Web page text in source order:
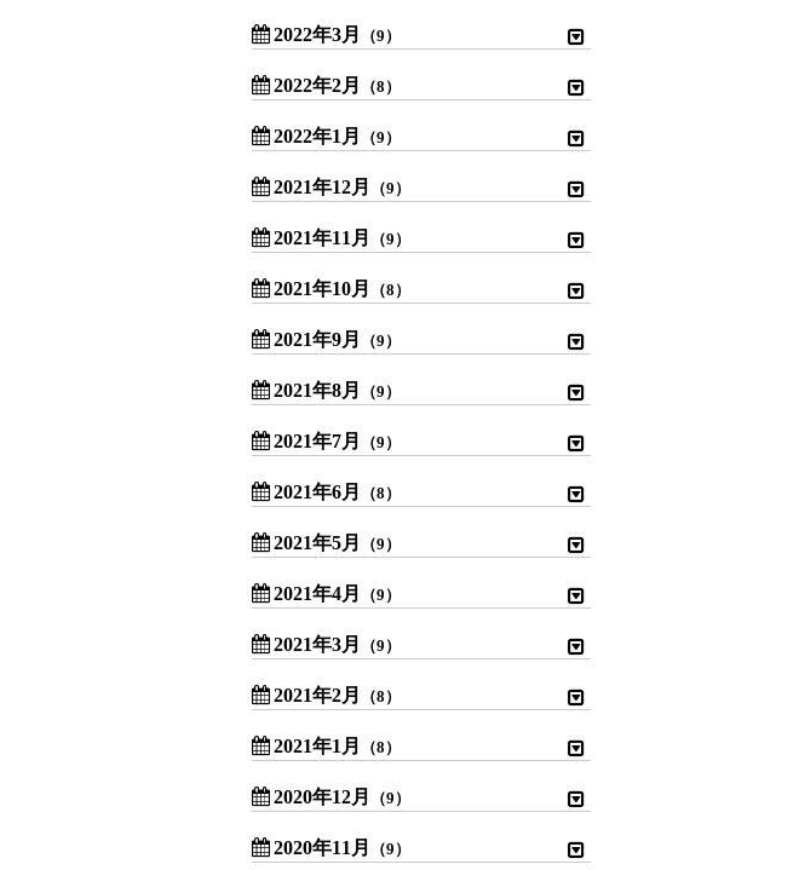
2022年3月 （9）
2022年2月 （8）
2022年1月 （9）
2021年12月 （9）
2021年11月 （9）
2021年10月 （8）
2021年9月 （9）
2021年8月 （9）
2021年7月 （9）
2021年6月 （8）
2021年5月 （9）
2021年4月 （9）
2021年3月 （9）
2021年2月 （8）
2021年1月 （8）
2020年12月 （9）
2020年11月 （9）